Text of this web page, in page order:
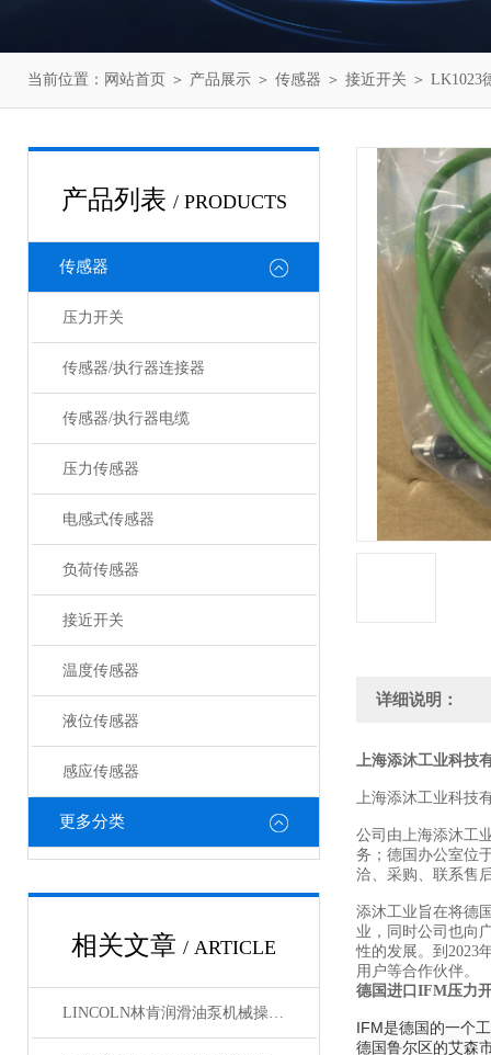
当前位置： 网站首页 ＞ 产品展示 ＞ 传感器 ＞ 接近开关 ＞ LK1023
产品列表 / PRODUCTS
传感器
压力开关
传感器/执行器连接器
传感器/执行器电缆
压力传感器
电感式传感器
负荷传感器
接近开关
温度传感器
液位传感器
感应传感器
更多分类
相关文章 / ARTICLE
LINCOLN林肯润滑油泵机械操作原理
详细说明：
上海添沐工业科技
上海添沐工业科技
公司由上海添沐工
务；德国办公室位
洽、采购、联系售
添沐工业旨在将德
业，同时公司也向
性的发展。到2023
用户等合作伙伴。
德国进口IFM压力
IFM是德国的一个
德国鲁尔区的艾森